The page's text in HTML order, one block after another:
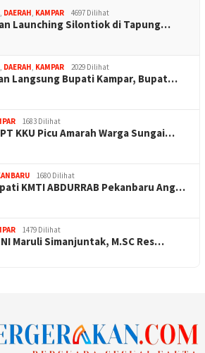
, DAERAH, KAMPAR 4697 Dilihat
Launching Silontiok di Tapung…
, DAERAH, KAMPAR 2029 Dilihat
Langsung Bupati Kampar, Bupat…
1683 Dilihat
KKU Picu Amarah Warga Sungai…
1680 Dilihat
KMTI ABDURRAB Pekanbaru Ang…
1479 Dilihat
Maruli Simanjuntak, M.SC Res…